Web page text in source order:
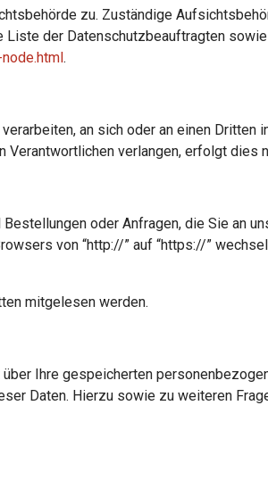
zu. Zuständige
der Datenschutzbeauftragten
.
an sich oder an einen Dritten
verlangen, erfolgt dies
oder Anfragen, die Sie an
von “http://” auf “https://”
mitgelesen werden.
Ihre gespeicherten
Daten. Hierzu sowie zu weiteren